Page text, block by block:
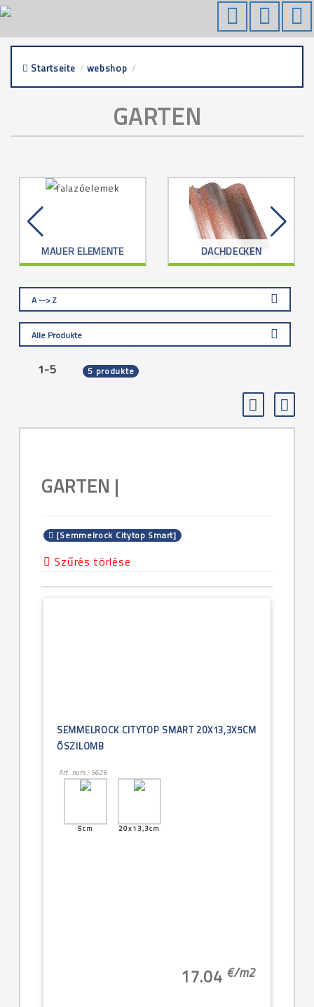
Startseite / webshop /
GARTEN
MAUER ELEMENTE DACHDECKEN
A --> Z
Alle Produkte
1-5 5 produkte
GARTEN |
[Semmelrock Citytop Smart]
Szűrés törlése
SEMMELROCK CITYTOP SMART 20X13,3X5CM
ŐSZILOMB
Art. num.: 5626
5cm 20x13,3cm
17.04 €/m2